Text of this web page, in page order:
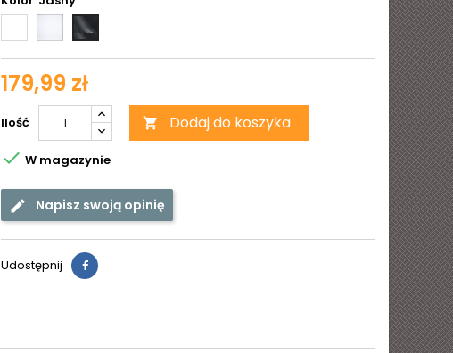
błyszczący
Biały
matowy
179,99 zł
Ilość  Dodaj do koszyka
 W magazynie
Napisz swoją opinię
Udostępnij